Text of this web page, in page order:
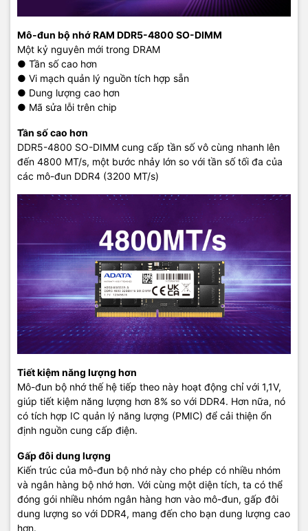
Mô-đun bộ nhớ RAM DDR5-4800 SO-DIMM
Một kỷ nguyên mới trong DRAM
● Tần số cao hơn
● Vi mạch quản lý nguồn tích hợp sẵn
● Dung lượng cao hơn
● Mã sửa lỗi trên chip
Tần số cao hơn
DDR5-4800 SO-DIMM cung cấp tần số vô cùng nhanh lên
đến 4800 MT/s, một bước nhảy lớn so với tần số tối đa của
các mô-đun DDR4 (3200 MT/s)
Tiết kiệm năng lượng hơn
Mô-đun bộ nhớ thế hệ tiếp theo này hoạt động chỉ với 1,1V,
giúp tiết kiệm năng lượng hơn 8% so với DDR4. Hơn nữa, nó
có tích hợp IC quản lý năng lượng (PMIC) để cải thiện ổn
định nguồn cung cấp điện.
Gấp đôi dung lượng
Kiến trúc của mô-đun bộ nhớ này cho phép có nhiều nhóm
và ngân hàng bộ nhớ hơn. Với cùng một diện tích, ta có thể
đóng gói nhiều nhóm ngân hàng hơn vào mô-đun, gấp đôi
dung lượng so với DDR4, mang đến cho bạn dung lượng cao
hơn.